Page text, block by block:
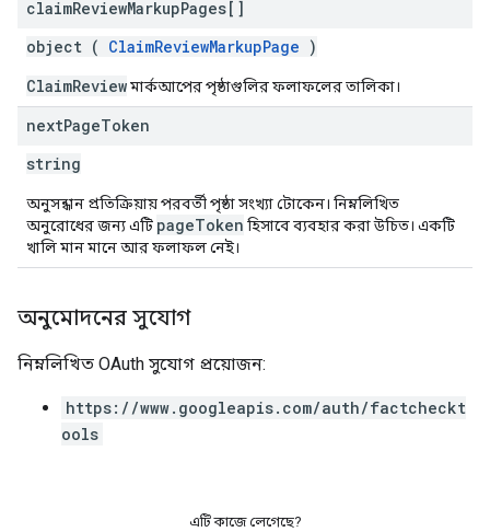
claimReviewMarkupPages[]
object ( ClaimReviewMarkupPage )
ClaimReviewমার্কআপের পৃষ্ঠাগুলির ফলাফলের তালিকা।
nextPageToken
string
অনুসন্ধান প্রতিক্রিয়ায় পরবর্তী পৃষ্ঠা সংখ্যা টোকেন। নিম্নলিখিত
অনুরোধের জন্য এটি pageToken হিসাবে ব্যবহার করা উচিত। একটি
খালি মান মানে আর ফলাফল নেই।
অনুমোদনের সুযোগ
নিম্নলিখিত OAuth সুযোগ প্রয়োজন:
https://www.googleapis.com/auth/factcheckt
ools
এটি কাজে লেগেছে?